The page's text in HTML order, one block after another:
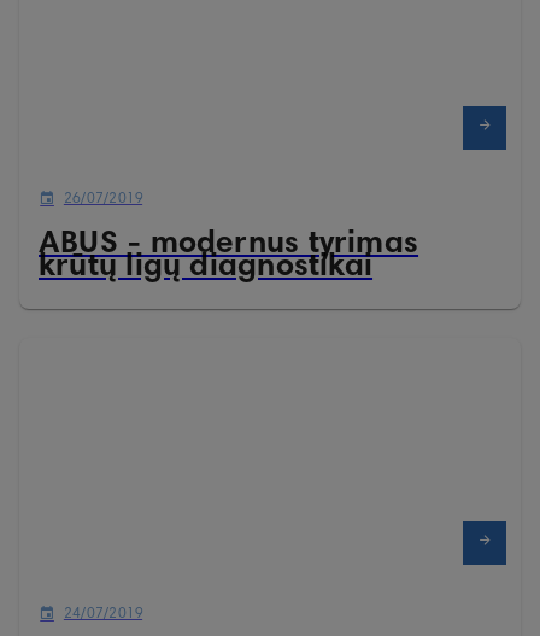
26/07/2019
ABUS - modernus tyrimas
krūtų ligų diagnostikai
24/07/2019